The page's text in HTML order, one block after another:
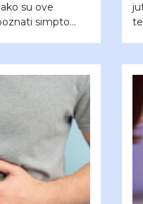
su ove
simpto...